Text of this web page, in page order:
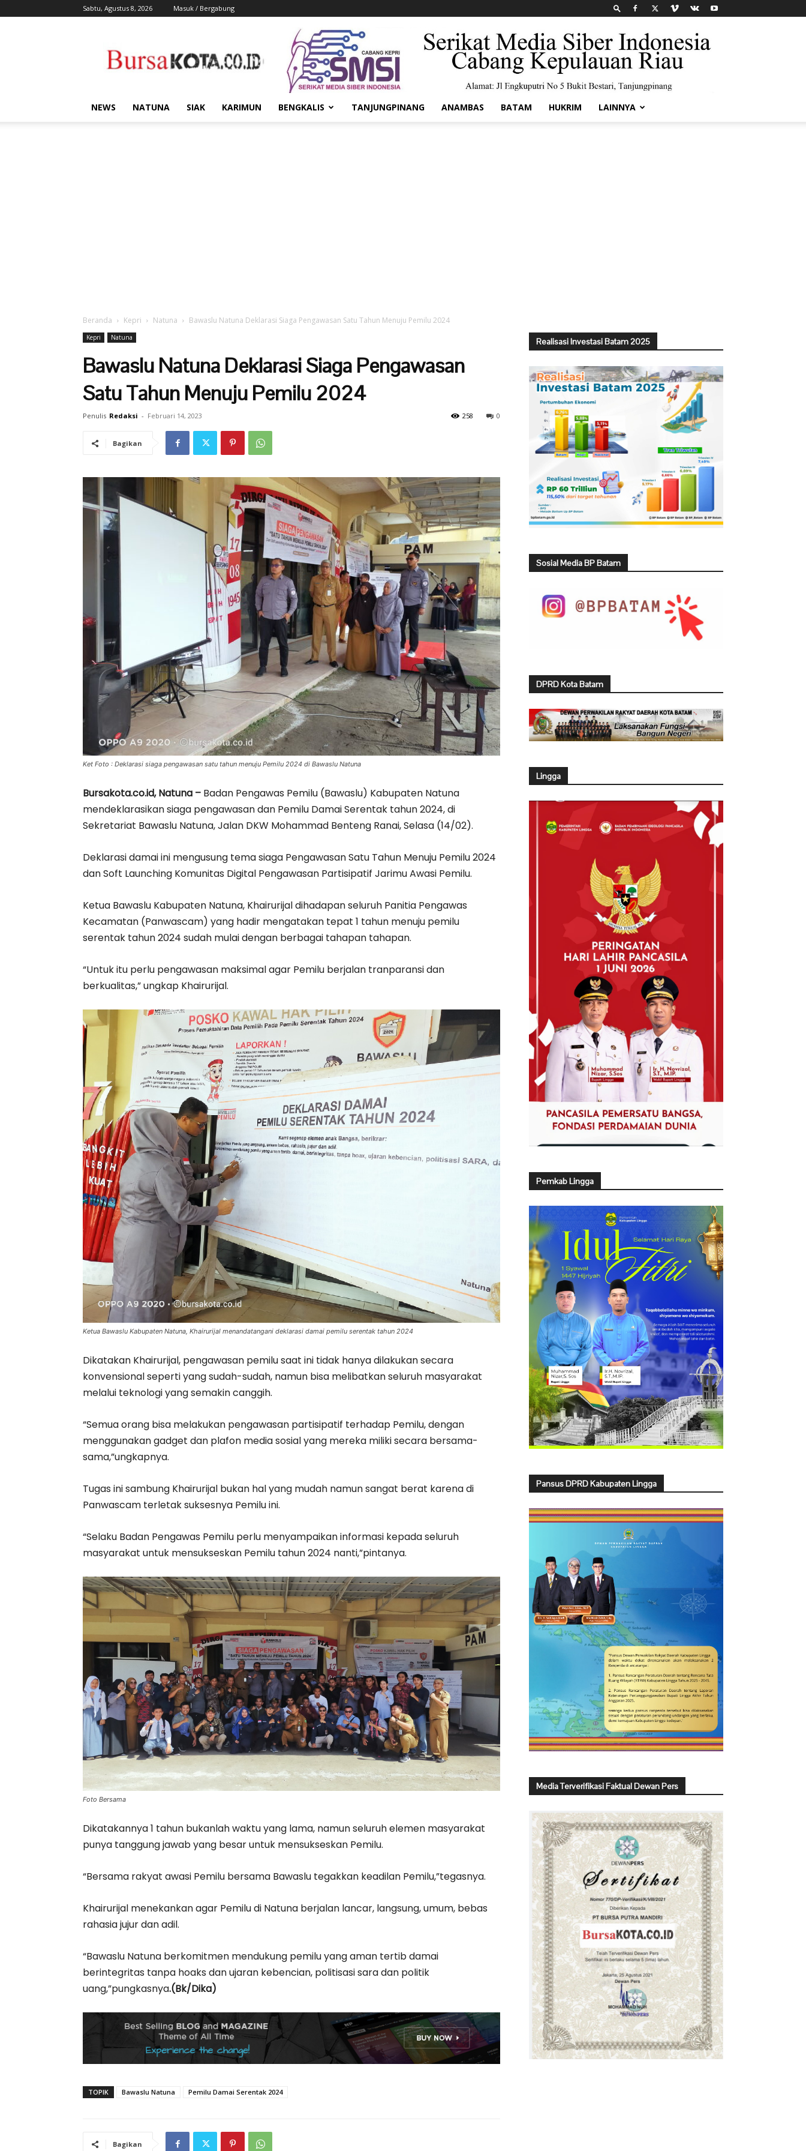
Sabtu, Agustus 8, 2026 Masuk / Bergabung
Kota
NEWS NATUNA SIAK KARIMUN BENGKALIS TANJUNGPINANG ANAMBAS BATAM HUKRIM LAINNYA
Beranda Kepri Natuna Bawaslu Natuna Deklarasi Siaga Pengawasan Satu Tahun Menuju Pemilu 2024
Kepri Natuna
Bawaslu Natuna Deklarasi Siaga Pengawasan
Satu Tahun Menuju Pemilu 2024
Penulis Redaksi - Februari 14, 2023 0
258
Bagikan
Ket Foto : Deklarasi siaga pengawasan satu tahun menuju Pemilu 2024 di Bawaslu Natuna
Bursakota.co.id, Natuna – Badan Pengawas Pemilu (Bawaslu) Kabupaten Natuna
mendeklarasikan siaga pengawasan dan Pemilu Damai Serentak tahun 2024, di
Sekretariat Bawaslu Natuna, Jalan DKW Mohammad Benteng Ranai, Selasa (14/02).
Deklarasi damai ini mengusung tema siaga Pengawasan Satu Tahun Menuju Pemilu 2024
dan Soft Launching Komunitas Digital Pengawasan Partisipatif Jarimu Awasi Pemilu.
Ketua Bawaslu Kabupaten Natuna, Khairurijal dihadapan seluruh Panitia Pengawas
Kecamatan (Panwascam) yang hadir mengatakan tepat 1 tahun menuju pemilu
serentak tahun 2024 sudah mulai dengan berbagai tahapan tahapan.
“Untuk itu perlu pengawasan maksimal agar Pemilu berjalan tranparansi dan
berkualitas,” ungkap Khairurijal.
Ketua Bawaslu Kabupaten Natuna, Khairurijal menandatangani deklarasi damai pemilu serentak tahun 2024
Dikatakan Khairurijal, pengawasan pemilu saat ini tidak hanya dilakukan secara
konvensional seperti yang sudah-sudah, namun bisa melibatkan seluruh masyarakat
melalui teknologi yang semakin canggih.
“Semua orang bisa melakukan pengawasan partisipatif terhadap Pemilu, dengan
menggunakan gadget dan plafon media sosial yang mereka miliki secara bersama-
sama,”ungkapnya.
Tugas ini sambung Khairurijal bukan hal yang mudah namun sangat berat karena di
Panwascam terletak suksesnya Pemilu ini.
“Selaku Badan Pengawas Pemilu perlu menyampaikan informasi kepada seluruh
masyarakat untuk mensukseskan Pemilu tahun 2024 nanti,”pintanya.
Foto Bersama
Dikatakannya 1 tahun bukanlah waktu yang lama, namun seluruh elemen masyarakat
punya tanggung jawab yang besar untuk mensukseskan Pemilu.
“Bersama rakyat awasi Pemilu bersama Bawaslu tegakkan keadilan Pemilu,”tegasnya.
Khairurijal menekankan agar Pemilu di Natuna berjalan lancar, langsung, umum, bebas
rahasia jujur dan adil.
“Bawaslu Natuna berkomitmen mendukung pemilu yang aman tertib damai
berintegritas tanpa hoaks dan ujaran kebencian, politisasi sara dan politik
uang,”pungkasnya.(Bk/Dika)
TOPIK Bawaslu Natuna Pemilu Damai Serentak 2024
Bagikan
Realisasi Investasi Batam 2025
Sosial Media BP Batam
DPRD Kota Batam
Lingga
Pemkab Lingga
Pansus DPRD Kabupaten Lingga
Media Terverifikasi Faktual Dewan Pers